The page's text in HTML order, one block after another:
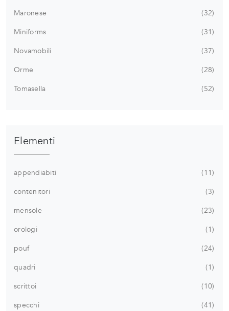
Maronese
32
Miniforms
31
Novamobili
37
Orme
28
Tomasella
52
Elementi
appendiabiti
11
contenitori
3
mensole
23
orologi
1
pouf
24
quadri
1
scrittoi
10
specchi
41